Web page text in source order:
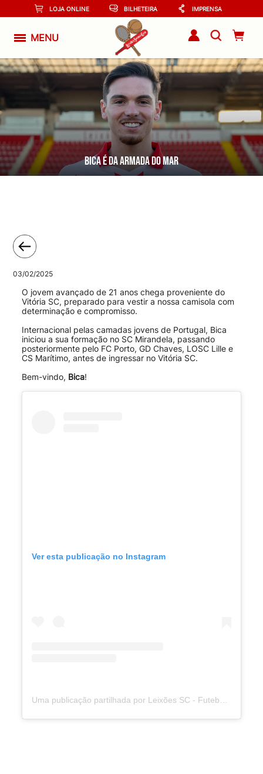
LOJA ONLINE BILHETEIRA IMPRENSA
MENU
Bica é da Armada do Mar
03/02/2025
O jovem avançado de 21 anos chega proveniente do
Vitória SC, preparado para vestir a nossa camisola com
determinação e compromisso.
Internacional pelas camadas jovens de Portugal, Bica
iniciou a sua formação no SC Mirandela, passando
posteriormente pelo FC Porto, GD Chaves, LOSC Lille e
CS Marítimo, antes de ingressar no Vitória SC.
Bem-vindo, Bica!
Ver esta publicação no Instagram